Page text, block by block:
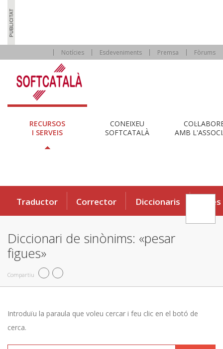
Notícies Esdeveniments Premsa Fòrums
RECURSOS
I SERVEIS
CONEIXEU
SOFTCATALÀ
AMB
Traductor Corrector Diccionaris Eines
Diccionari de sinònims: «pesar
figues»
Compartiu
Introduïu la paraula que voleu cercar i feu clic en el botó de
cerca.